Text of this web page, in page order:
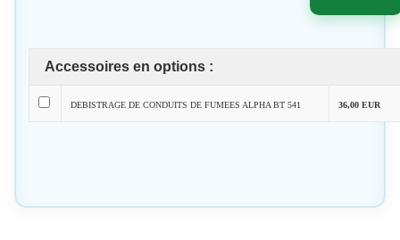
Accessoires en options :
DEBISTRAGE DE CONDUITS DE FUMEES ALPHA BT 541 36,00 EUR